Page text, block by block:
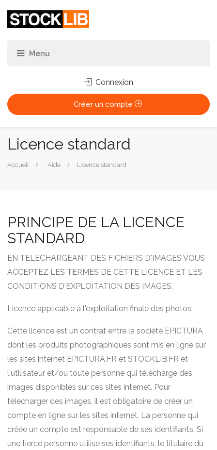
Connexion
Créer un compte
Licence standard
Vous
Accueil Aide Licence standard
PRINCIPE DE LA LICENCE
STANDARD
EN TELECHARGEANT DES FICHIERS D'IMAGES VOUS
ACCEPTEZ LES TERMES DE CETTE LICENCE ET LES
CONDITIONS D'EXPLOITATION DES IMAGES.
Licence applicable à l'exploitation finale des photos:
Cette licence est un contrat entre la société EPICTURA
dont les produits photographiques sont mis en ligne sur
les sites internet EPICTURA.FR et STOCKLIB.FR et
l'utilisateur et/ou toute personne qui télécharge des
images disponibles sur ces sites internet. Pour
télécharger des images, il est obligatoire de créer un
compte en ligne sur les sites internet. La personne qui
créée un compte est responsable de ses identifiants. Si
une tierce personne utilise ses identifiants, le titulaire du